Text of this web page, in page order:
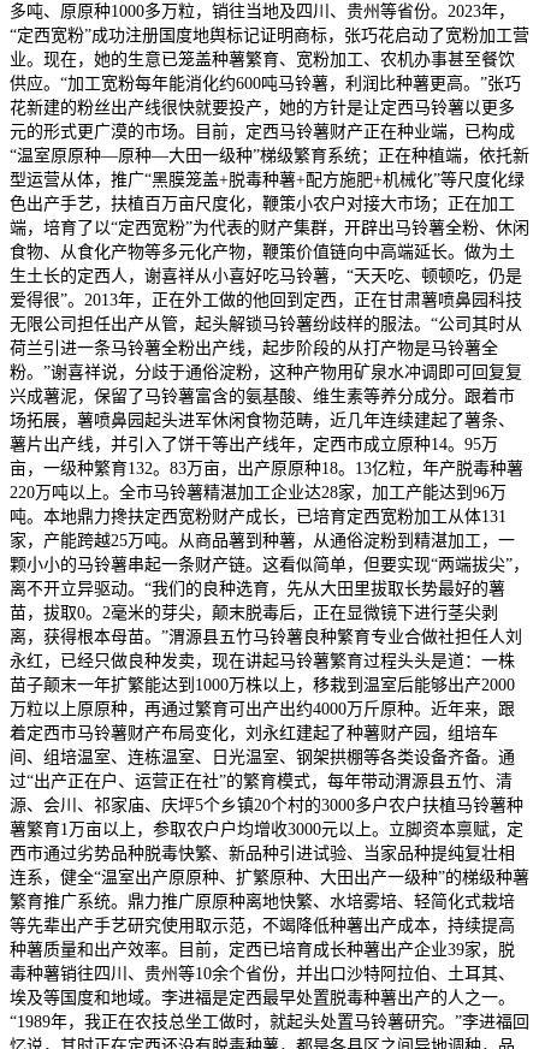
多吨、原原种1000多万粒，销往当地及四川、贵州等省份。2023年，
“定西宽粉”成功注册国度地舆标记证明商标，张巧花启动了宽粉加工营
业。现在，她的生意已笼盖种薯繁育、宽粉加工、农机办事甚至餐饮
供应。“加工宽粉每年能消化约600吨马铃薯，利润比种薯更高。”张巧
花新建的粉丝出产线很快就要投产，她的方针是让定西马铃薯以更多
元的形式更广漠的市场。目前，定西马铃薯财产正在种业端，已构成
“温室原原种—原种—大田一级种”梯级繁育系统；正在种植端，依托新
型运营从体，推广“黑膜笼盖+脱毒种薯+配方施肥+机械化”等尺度化绿
色出产手艺，扶植百万亩尺度化，鞭策小农户对接大市场；正在加工
端，培育了以“定西宽粉”为代表的财产集群，开辟出马铃薯全粉、休闲
食物、从食化产物等多元化产物，鞭策价值链向中高端延长。做为土
生土长的定西人，谢喜祥从小喜好吃马铃薯，“天天吃、顿顿吃，仍是
爱得很”。2013年，正在外工做的他回到定西，正在甘肃薯喷鼻园科技
无限公司担任出产从管，起头解锁马铃薯纷歧样的服法。“公司其时从
荷兰引进一条马铃薯全粉出产线，起步阶段的从打产物是马铃薯全
粉。”谢喜祥说，分歧于通俗淀粉，这种产物用矿泉水冲调即可回复复
兴成薯泥，保留了马铃薯富含的氨基酸、维生素等养分成分。跟着市
场拓展，薯喷鼻园起头进军休闲食物范畴，近几年连续建起了薯条、
薯片出产线，并引入了饼干等出产线年，定西市成立原种14。95万
亩，一级种繁育132。83万亩，出产原原种18。13亿粒，年产脱毒种薯
220万吨以上。全市马铃薯精湛加工企业达28家，加工产能达到96万
吨。本地鼎力搀扶定西宽粉财产成长，已培育定西宽粉加工从体131
家，产能跨越25万吨。从商品薯到种薯，从通俗淀粉到精湛加工，一
颗小小的马铃薯串起一条财产链。这看似简单，但要实现“两端拔尖”，
离不开立异驱动。“我们的良种选育，先从大田里拔取长势最好的薯
苗，拔取0。2毫米的芽尖，颠末脱毒后，正在显微镜下进行茎尖剥
离，获得根本母苗。”渭源县五竹马铃薯良种繁育专业合做社担任人刘
永红，已经只做良种发卖，现在讲起马铃薯繁育过程头头是道：一株
苗子颠末一年扩繁能达到1000万株以上，移栽到温室后能够出产2000
万粒以上原原种，再通过繁育可出产出约4000万斤原种。近年来，跟
着定西市马铃薯财产布局变化，刘永红建起了种薯财产园，组培车
间、组培温室、连栋温室、日光温室、钢架拱棚等各类设备齐备。通
过“出产正在户、运营正在社”的繁育模式，每年带动渭源县五竹、清
源、会川、祁家庙、庆坪5个乡镇20个村的3000多户农户扶植马铃薯种
薯繁育1万亩以上，参取农户户均增收3000元以上。立脚资本禀赋，定
西市通过劣势品种脱毒快繁、新品种引进试验、当家品种提纯复壮相
连系，健全“温室出产原原种、扩繁原种、大田出产一级种”的梯级种薯
繁育推广系统。鼎力推广原原种离地快繁、水培雾培、轻简化式栽培
等先辈出产手艺研究使用取示范，不竭降低种薯出产成本，持续提高
种薯质量和出产效率。目前，定西已培育成长种薯出产企业39家，脱
毒种薯销往四川、贵州等10余个省份，并出口沙特阿拉伯、土耳其、
埃及等国度和地域。李进福是定西最早处置脱毒种薯出产的人之一。
“1989年，我正在农技总坐工做时，就起头处置马铃薯研究。”李进福回